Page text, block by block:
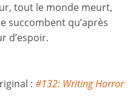
tout le monde meurt,
succombent qu’après
d’espoir.
: #132: Writing Horror